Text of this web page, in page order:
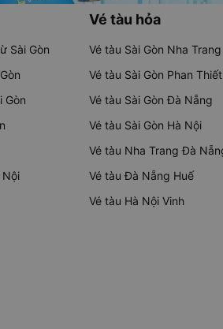
Sài Gòn
Gòn
Nội
Vé tàu hỏa
Vé tàu Sài Gòn Nha Trang
Vé tàu Sài Gòn Phan Thiết
Vé tàu Sài Gòn Đà Nẵng
Vé tàu Sài Gòn Hà Nội
Vé tàu Nha Trang Đà
Vé tàu Đà Nẵng Huế
Vé tàu Hà Nội Vinh